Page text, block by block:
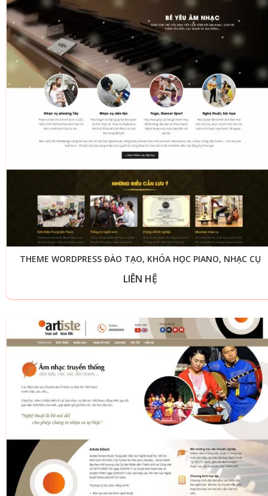
THEME WORDPRESS ĐÀO TẠO, KHÓA HỌC PIANO, NHẠC CỤ
LIÊN HỆ